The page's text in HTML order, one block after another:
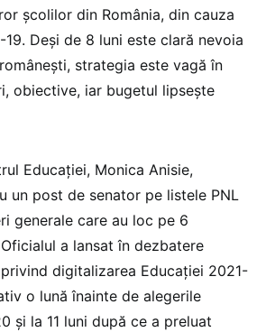
școlilor din România, din cauza
19. Deși de 8 luni este clară nevoia
strategia este vagă în
obiective, iar bugetul lipsește
Educației, Monica Anisie,
un post de senator pe listele PNL
generale care au loc pe 6
a lansat în dezbatere
digitalizarea Educației 2021-
o lună înainte de alegerile
și la 11 luni după ce a preluat